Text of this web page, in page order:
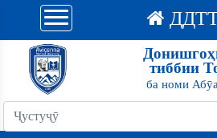
тиббии
ба номи